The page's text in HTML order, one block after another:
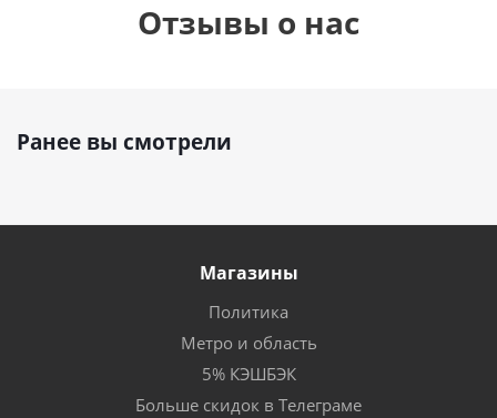
Отзывы о нас
Ранее вы смотрели
Магазины
Политика
Метро и область
5% КЭШБЭК
Больше скидок в Телеграме